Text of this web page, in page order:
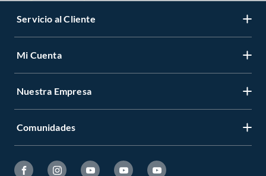
Servicio al Cliente
Mi Cuenta
Nuestra Empresa
Comunidades